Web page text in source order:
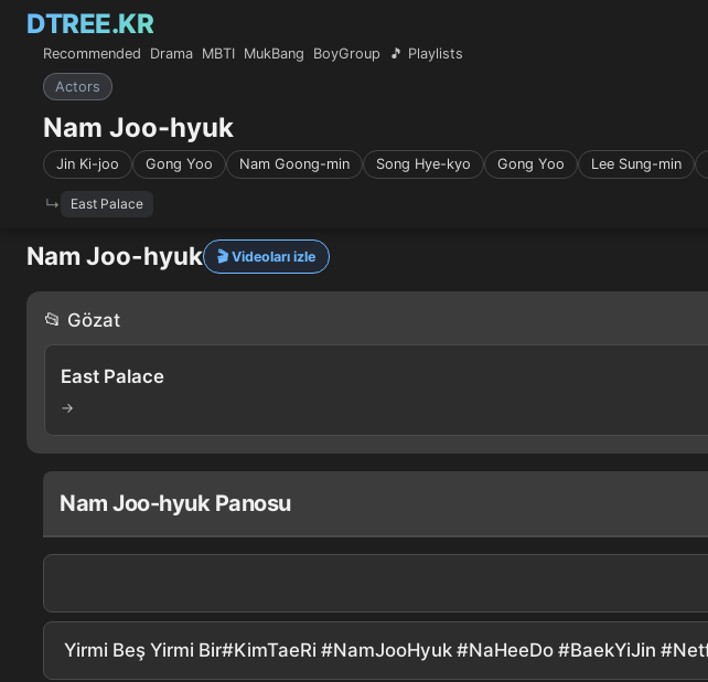
DTREE.KR
Recommended Drama MBTI MukBang BoyGroup
🎵 Playlists
Actors
Nam Joo-hyuk
Jin Ki-joo Gong Yoo Nam Goong-min Song Hye-kyo Gong Yoo Lee Sung-min
East Palace
Nam Joo-hyuk 🎬 Videoları izle
📂 Gözat
East Palace
→
Nam Joo-hyuk Panosu